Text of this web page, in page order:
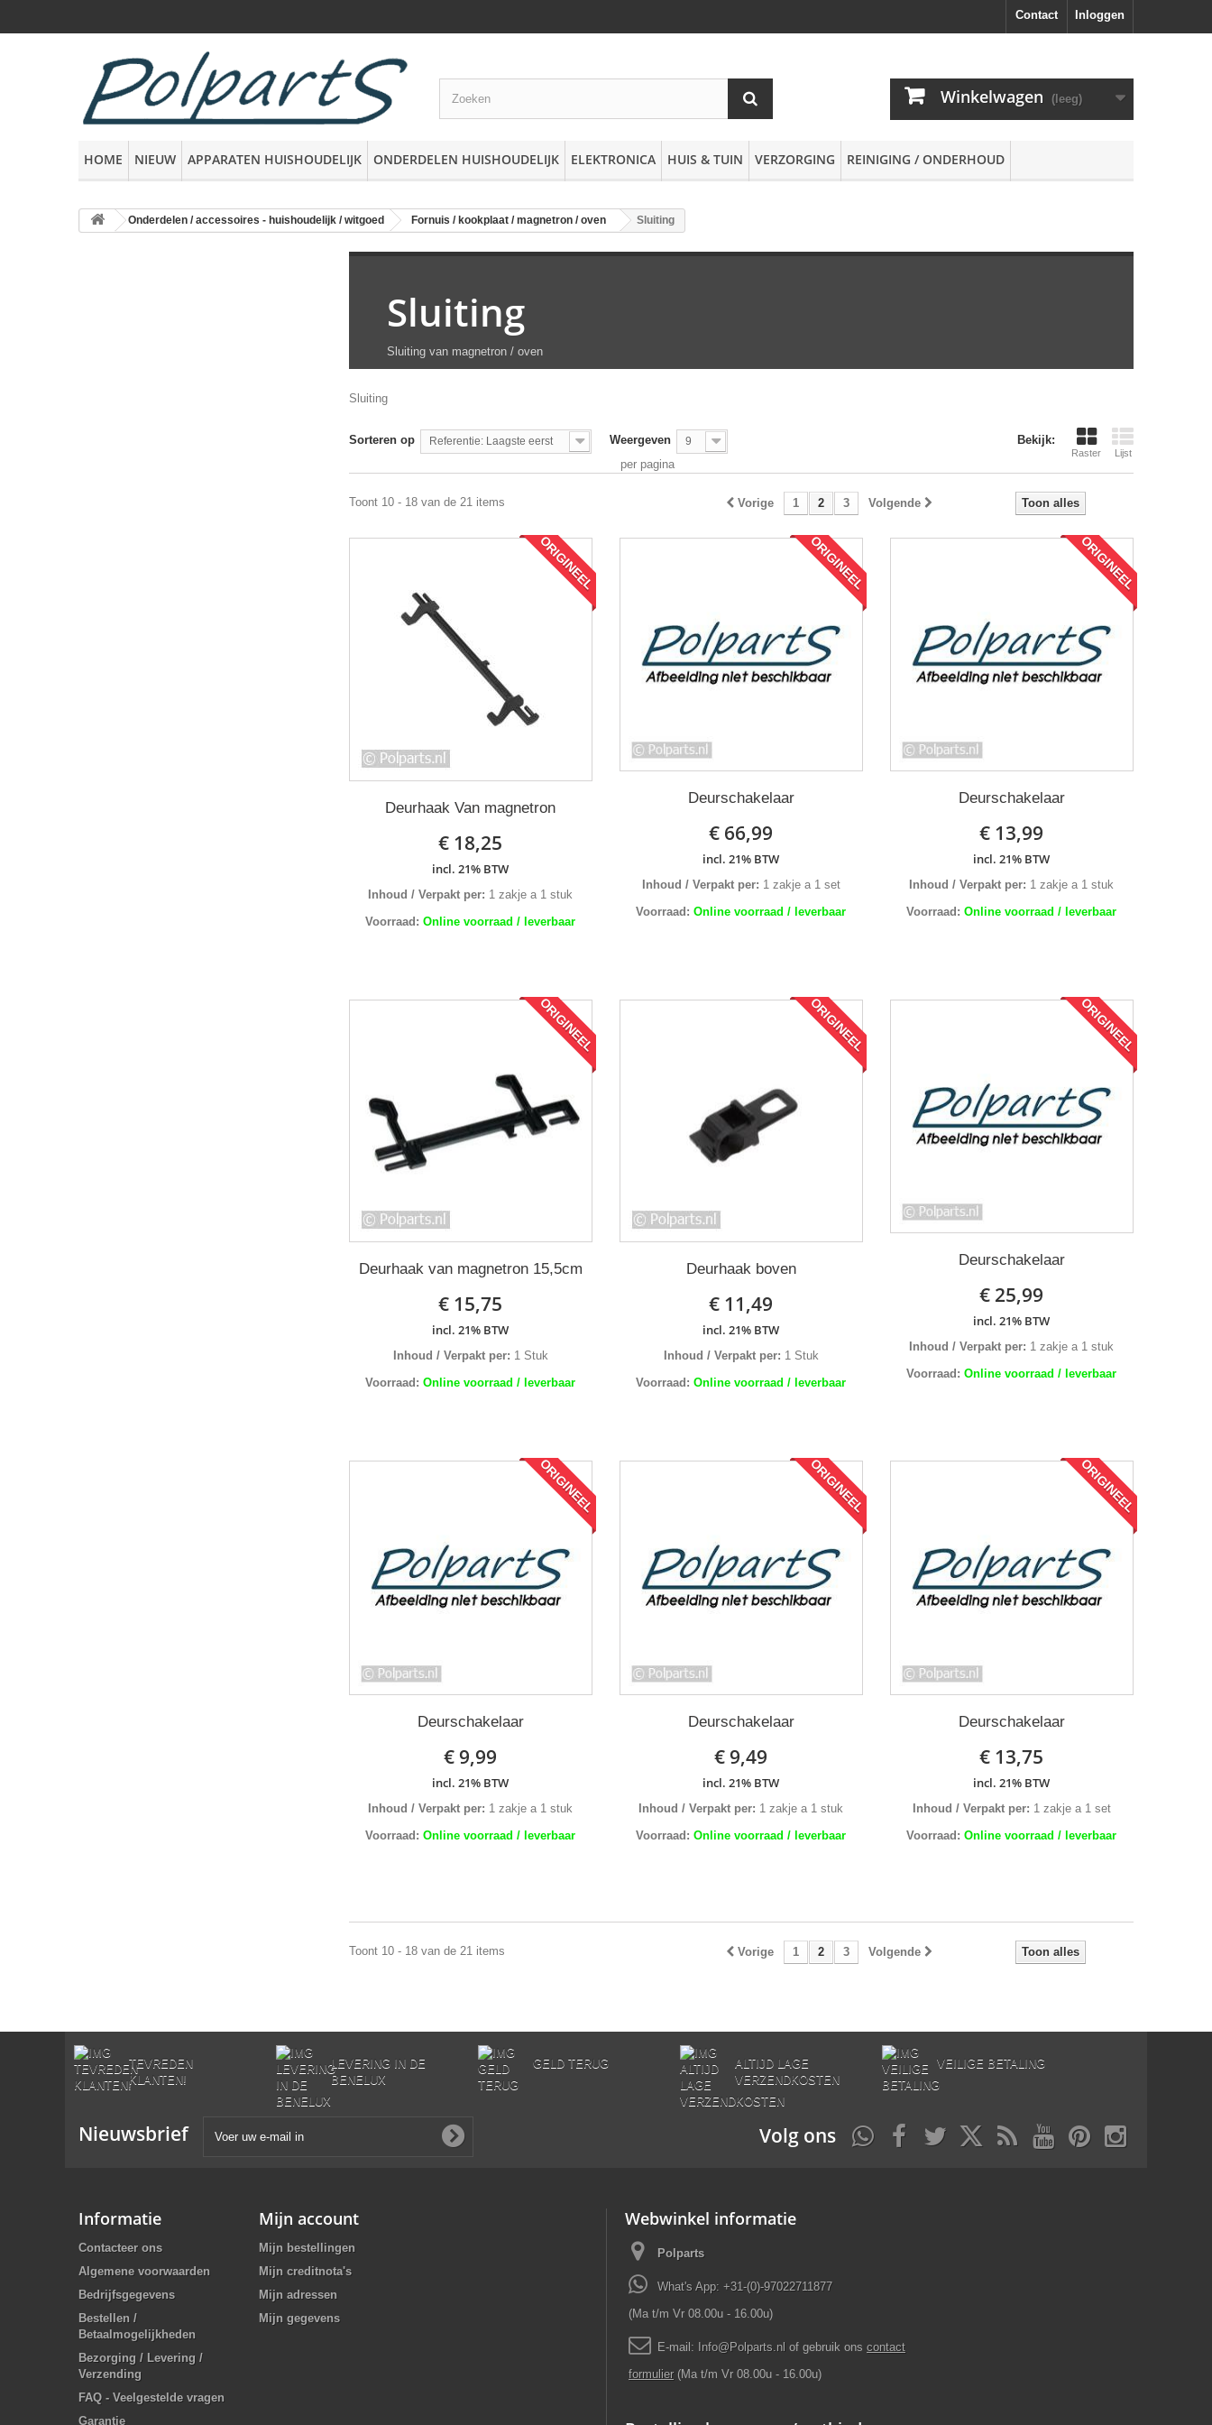
Inloggen
Contact
Winkelwagen (leeg)
HOME NIEUW APPARATEN HUISHOUDELIJK ONDERDELEN HUISHOUDELIJK ELEKTRONICA HUIS & TUIN VERZORGING REINIGING / ONDERHOUD
Onderdelen / accessoires - huishoudelijk / witgoed Fornuis / kookplaat / magnetron / oven Sluiting
Sluiting
Sluiting van magnetron / oven
Sluiting
Bekijk:
Raster Lijst
Sorteren op Referentie: Laagste eerst Weergeven 9
per pagina
Toon alles
Vorige 1 2 3 Volgende
Toont 10 - 18 van de 21 items
ORIGINEEL
Deurhaak Van magnetron
€ 18,25
incl. 21% BTW
Inhoud / Verpakt per: 1 zakje a 1 stuk
Voorraad: Online voorraad / leverbaar
ORIGINEEL
Deurschakelaar
€ 66,99
incl. 21% BTW
Inhoud / Verpakt per: 1 zakje a 1 set
Voorraad: Online voorraad / leverbaar
ORIGINEEL
Deurschakelaar
€ 13,99
incl. 21% BTW
Inhoud / Verpakt per: 1 zakje a 1 stuk
Voorraad: Online voorraad / leverbaar
ORIGINEEL
Deurhaak van magnetron 15,5cm
€ 15,75
incl. 21% BTW
Inhoud / Verpakt per: 1 Stuk
Voorraad: Online voorraad / leverbaar
ORIGINEEL
Deurhaak boven
€ 11,49
incl. 21% BTW
Inhoud / Verpakt per: 1 Stuk
Voorraad: Online voorraad / leverbaar
ORIGINEEL
Deurschakelaar
€ 25,99
incl. 21% BTW
Inhoud / Verpakt per: 1 zakje a 1 stuk
Voorraad: Online voorraad / leverbaar
ORIGINEEL
Deurschakelaar
€ 9,99
incl. 21% BTW
Inhoud / Verpakt per: 1 zakje a 1 stuk
Voorraad: Online voorraad / leverbaar
ORIGINEEL
Deurschakelaar
€ 9,49
incl. 21% BTW
Inhoud / Verpakt per: 1 zakje a 1 stuk
Voorraad: Online voorraad / leverbaar
ORIGINEEL
Deurschakelaar
€ 13,75
incl. 21% BTW
Inhoud / Verpakt per: 1 zakje a 1 set
Voorraad: Online voorraad / leverbaar
Toon alles
Vorige 1 2 3 Volgende
Toont 10 - 18 van de 21 items
TEVREDEN
KLANTEN!
LEVERING IN DE
BENELUX
GELD TERUG
ALTIJD LAGE
VERZENDKOSTEN
VEILIGE BETALING
Nieuwsbrief Volg ons
Informatie
Contacteer ons
Algemene voorwaarden
Bedrijfsgegevens
Bestellen /
Betaalmogelijkheden
Bezorging / Levering /
Verzending
FAQ - Veelgestelde vragen
Garantie
Mijn account
Mijn bestellingen
Mijn creditnota's
Mijn adressen
Mijn gegevens
Webwinkel informatie
Polparts
What's App: +31-(0)-97022711877
(Ma t/m Vr 08.00u - 16.00u)
E-mail: Info@Polparts nl of gebruik ons contact
formulier (Ma t/m Vr 08.00u - 16.00u)